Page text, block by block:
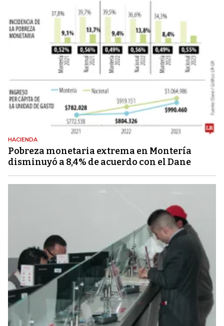
HACIENDA
Pobreza monetaria extrema en Montería
disminuyó a 8,4% de acuerdo con el Dane